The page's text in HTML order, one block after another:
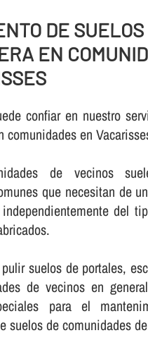
DE SUELOS
EN
confiar en nuestro
comunidades en
de vecinos
que necesitan de
del
suelos de portales,
de vecinos en
para el
suelos de comunidades